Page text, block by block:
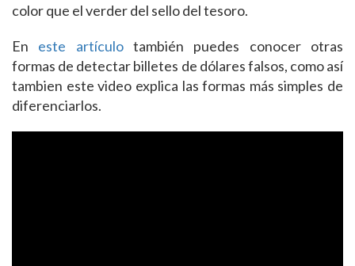
color que el verder del sello del tesoro.
En este artículotambién puedes conocer otras
formas de detectar billetes de dólares falsos, como así
tambien este video explica las formas más simples de
diferenciarlos.